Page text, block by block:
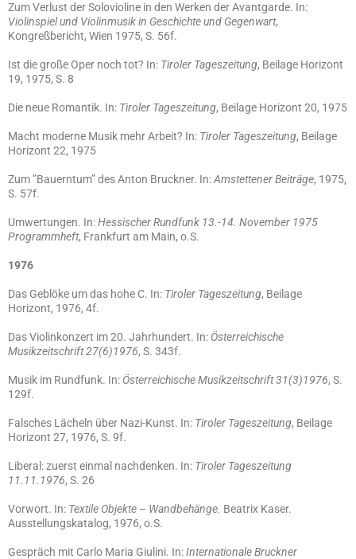
Zum Verlust der Solovioline in den Werken der Avantgarde. In:
Violinspiel und Violinmusik in Geschichte und Gegenwart,
Kongreßbericht, Wien 1975, S. 56f.
Ist die große Oper noch tot? In: Tiroler Tageszeitung, Beilage Horizont
19, 1975, S. 8
Die neue Romantik. In: Tiroler Tageszeitung, Beilage Horizont 20, 1975
Macht moderne Musik mehr Arbeit? In: Tiroler Tageszeitung, Beilage
Horizont 22, 1975
Zum ”Bauerntum” des Anton Bruckner. In:Amstettener Beiträge, 1975,
S. 57f.
Umwertungen. In:Hessischer Rundfunk 13.-14. November 1975
Programmheft, Frankfurt am Main, o.S.
1976
Das Geblöke um das hohe C. In: Tiroler Tageszeitung, Beilage
Horizont, 1976, 4f.
Das Violinkonzert im 20. Jahrhundert. In: Österreichische
Musikzeitschrift 27(6)1976, S. 343f.
Musik im Rundfunk. In: Österreichische Musikzeitschrift 31(3)1976, S.
129f.
Falsches Lächeln über Nazi-Kunst. In: Tiroler Tageszeitung, Beilage
Horizont 27, 1976, S. 9f.
Liberal: zuerst einmal nachdenken. In: Tiroler Tageszeitung
11.11.1976, S. 26
Vorwort. In: Textile Objekte – Wandbehänge. Beatrix Kaser.
Ausstellungskatalog, 1976, o.S.
Gespräch mit Carlo Maria Giulini. In:Internationale Bruckner